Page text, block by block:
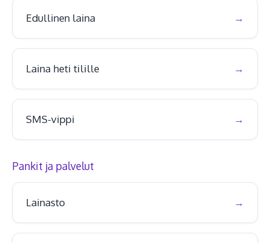
Edullinen laina
Laina heti tilille
SMS-vippi
Pankit ja palvelut
Lainasto